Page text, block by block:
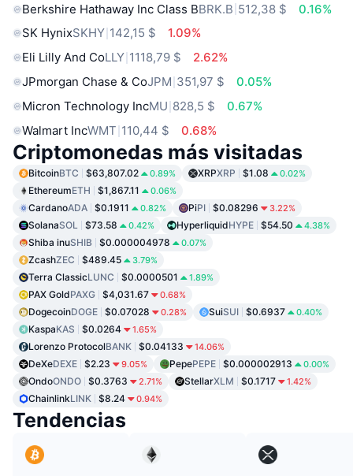
Berkshire Hathaway Inc Class BBRK.B 512,38 $
0.16%
SK HynixSKHY 142,15 $
1.09%
Eli Lilly And CoLLY 1118,79 $
2.62%
JPmorgan Chase & CoJPM 351,97 $
0.05%
Micron Technology IncMU 828,5 $
0.67%
Walmart IncWMT 110,44 $ 0.68%
Criptomonedas más visitadas
BitcoinBTC $63,807.02 0.89% XRPXRP $1.08 0.02%
EthereumETH $1,867.11 0.06%
CardanoADA $0.1911 0.82% PiPI $0.08296 3.22%
SolanaSOL $73.58 0.42% HyperliquidHYPE $54.50 4.38%
Shiba inuSHIB $0.000004978 0.07%
ZcashZEC $489.45 3.79%
Terra ClassicLUNC $0.0000501 1.89%
PAX GoldPAXG $4,031.67 0.68%
DogecoinDOGE $0.07028 0.28% SuiSUI $0.6937 0.40%
KaspaKAS $0.0264 1.65%
Lorenzo ProtocolBANK $0.04133 14.06%
DeXeDEXE $2.23 9.05% PepePEPE $0.000002913 0.00%
OndoONDO $0.3763 2.71% StellarXLM $0.1717 1.42%
ChainlinkLINK $8.24 0.94%
Tendencias